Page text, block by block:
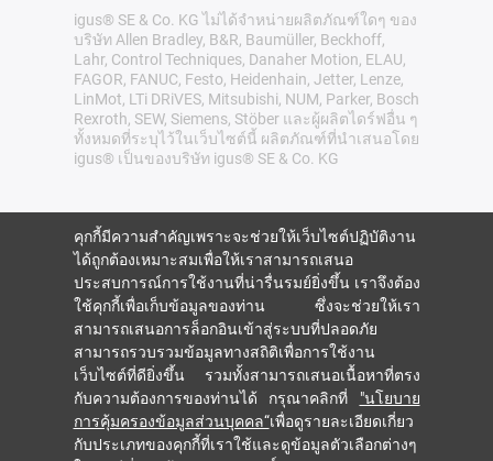
igus® SE & Co. KG ไม่ได้จำหน่ายผลิตภัณฑ์ใดๆ ของ
บริษัท Allen Bradley, B&R, Baumüller, Beckhoff,
Lahr, Control Techniques, Danaher Motion, ELAU,
FAGOR, FANUC, Festo, Heidenhain, Jetter, Lenze,
LinMot, LTi DRiVES, Mitsubishi, NUM, Parker, Bosch
Rexroth, SEW, Siemens, Stöber และผู้ผลิตไดร์ฟอื่น ๆ
ทั้งหมดที่ระบุไว้ในเว็บไซต์นี้ ผลิตภัณฑ์ที่นำเสนอโดย
igus® เป็นของบริษัท igus® SE & Co. KG
คุกกี้มีความสำคัญเพราะจะช่วยให้เว็บไซต์ปฏิบัติงาน
ได้ถูกต้องเหมาะสมเพื่อให้เราสามารถเสนอ
ประสบการณ์การใช้งานที่น่ารื่นรมย์ยิ่งขึ้น เราจึงต้อง
ใช้คุกกี้เพื่อเก็บข้อมูลของท่าน ซึ่งจะช่วยให้เรา
สามารถเสนอการล็อกอินเข้าสู่ระบบที่ปลอดภัย
สามารถรวบรวมข้อมูลทางสถิติเพื่อการใช้งาน
เว็บไซต์ที่ดียิ่งขึ้น รวมทั้งสามารถเสนอเนื้อหาที่ตรง
กับความต้องการของท่านได้ กรุณาคลิกที่ "นโยบาย
การคุ้มครองข้อมูลส่วนบุคคล“เพื่อดูรายละเอียดเกี่ยว
กับประเภทของคุกกี้ที่เราใช้และดูข้อมูลตัวเลือกต่างๆ